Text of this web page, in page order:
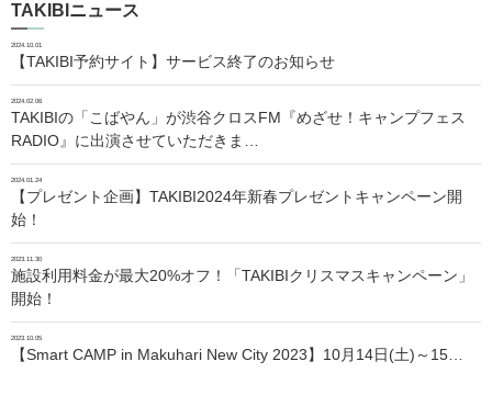
TAKIBIニュース
2024.10.01
【TAKIBI予約サイト】サービス終了のお知らせ
2024.02.06
TAKIBIの「こばやん」が渋谷クロスFM『めざせ！キャンプフェス
RADIO』に出演させていただきま…
2024.01.24
【プレゼント企画】TAKIBI2024年新春プレゼントキャンペーン開
始！
2023.11.30
施設利用料金が最大20%オフ！「TAKIBIクリスマスキャンペーン」
開始！
2023.10.05
【Smart CAMP in Makuhari New City 2023】10月14日(土)～15…